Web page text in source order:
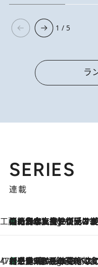
1 / 5
ラ
SERIES
連載
工藤まやのおもてなしハワ
7 Hours Ago
【ハワイ土産】ローカルの絶大な支持で復活！ 絶品の幻クッキー《元ファンの日本人女性が受け継いだ名店》
47都道府県の手みやげ ひんやりスイーツで夏を満喫
7 Hours Ago
【三重県】この夏絶対食べたい 冷やしておいしいおやつ3選 お餅×アイスの新感覚スイーツ